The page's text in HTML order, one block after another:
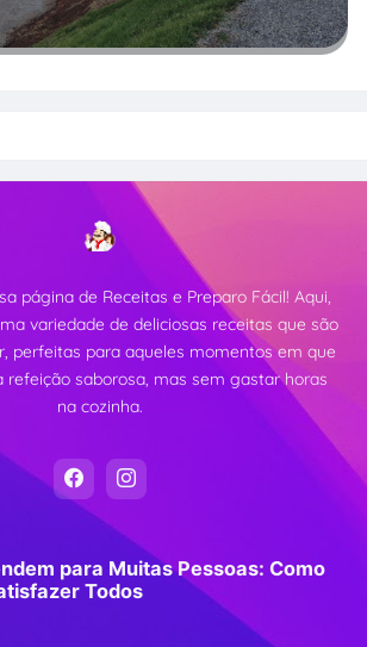
Read more
página de Receitas e Preparo Fácil! Aqui,
variedade de deliciosas receitas que são
perfeitas para aqueles momentos em que
refeição saborosa, mas sem gastar horas
na cozinha.
para Muitas Pessoas: Como
Todos